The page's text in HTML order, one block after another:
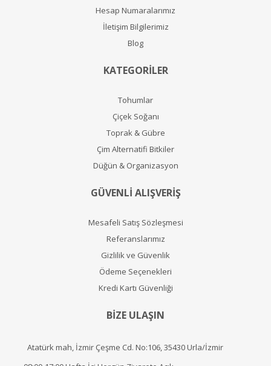
Hesap Numaralarımız
İletişim Bilgilerimiz
Blog
KATEGORİLER
Tohumlar
Çiçek Soğanı
Toprak & Gübre
Çim Alternatifi Bitkiler
Düğün & Organizasyon
GÜVENLİ ALIŞVERİŞ
Mesafeli Satış Sözleşmesi
Referanslarımız
Gizlilik ve Güvenlik
Ödeme Seçenekleri
Kredi Kartı Güvenliği
BİZE ULAŞIN
Atatürk mah, İzmir Çeşme Cd. No:106, 35430 Urla/İzmir